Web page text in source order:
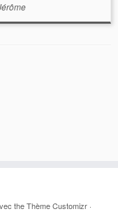
theThème Customizr·